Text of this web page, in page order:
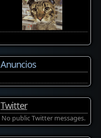
Anuncios
Twitter
No public Twitter messages.